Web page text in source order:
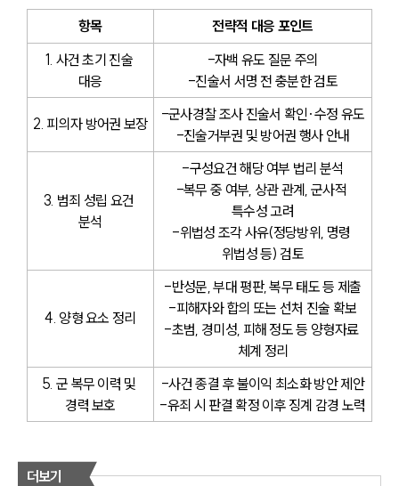
항목
전략적 대응 포인트
1. 사건 초기 진술
대응
-자백 유도 질문 주의
-진술서 서명 전 충분한 검토
2. 피의자 방어권 보장
-군사경찰 조사 진술서 확인·수정 유도
-진술거부권 및 방어권 행사 안내
3. 범죄 성립 요건
분석
-구성요건 해당 여부 법리 분석
-복무 중 여부, 상관 관계, 군사적
특수성 고려
-위법성 조각 사유(정당방위, 명령
위법성 등) 검토
4. 양형 요소 정리
-반성문, 부대 평판, 복무 태도 등 제출
-피해자와 합의 또는 선처 진술 확보
-초범, 경미성, 피해 정도 등 양형자료
체계 정리
5. 군 복무 이력 및
경력 보호
-사건 종결 후 불이익 최소화 방안 제안
-유죄 시 판결 확정 이후 징계 감경 노력
더보기